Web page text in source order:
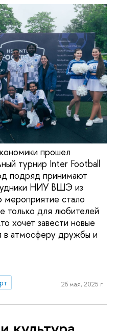
прошел
турнир Inter Football
подряд принимают
НИУ ВШЭ из
мероприятие стало
только для любителей
хочет завести новые
в атмосферу дружбы и
26 мая, 2025 г.